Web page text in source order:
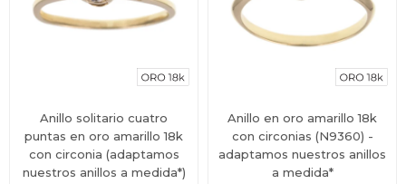
Anillo solitario cuatro
puntas en oro amarillo 18k
con circonia (adaptamos
nuestros anillos a medida*)
Anillo en oro amarillo 18k
con circonias (N9360) -
adaptamos nuestros anillos
a medida*